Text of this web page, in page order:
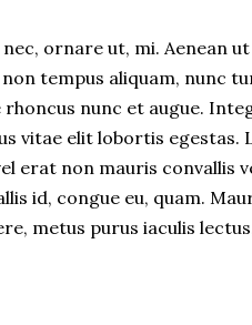
ornare ut, mi. Aenean
tempus aliquam, nunc
rhoncus nunc et augue.
vitae elit lobortis egestas.
erat non mauris convallis
id, congue eu, quam.
metus purus iaculis